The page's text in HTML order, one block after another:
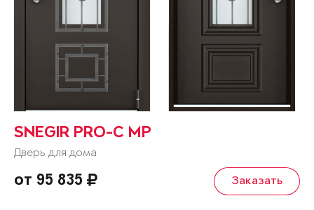
SNEGIR PRO-C MP
Дверь для дома
от 95 835 Заказать